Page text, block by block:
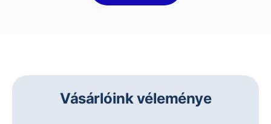
Vásárlóink véleménye